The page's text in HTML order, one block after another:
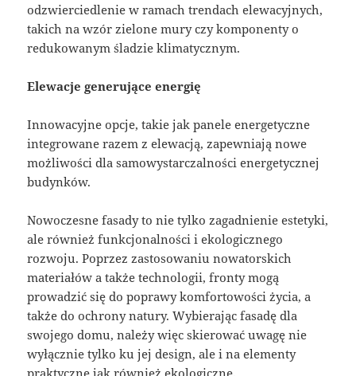
odzwierciedlenie w ramach trendach elewacyjnych,
takich na wzór zielone mury czy komponenty o
redukowanym śladzie klimatycznym.
Elewacje generujące energię
Innowacyjne opcje, takie jak panele energetyczne
integrowane razem z elewacją, zapewniają nowe
możliwości dla samowystarczalności energetycznej
budynków.
Nowoczesne fasady to nie tylko zagadnienie estetyki,
ale również funkcjonalności i ekologicznego
rozwoju. Poprzez zastosowaniu nowatorskich
materiałów a także technologii, fronty mogą
prowadzić się do poprawy komfortowości życia, a
także do ochrony natury. Wybierając fasadę dla
swojego domu, należy więc skierować uwagę nie
wyłącznie tylko ku jej design, ale i na elementy